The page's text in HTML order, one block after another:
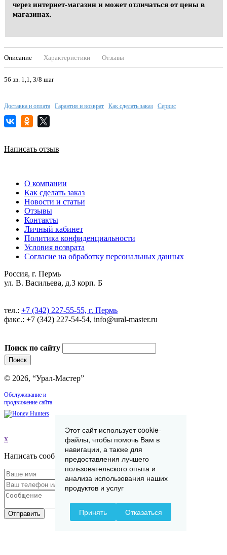
через интернет-магазин и может отличаться от цены в
магазинах.
Описание Характеристики Отзывы
56 зв. 1,1, 3/8 шаг
Доставка и оплата Гарантия и возврат Как сделать заказ Сервис
Написать отзыв
О компании
Как сделать заказ
Новости и статьи
Отзывы
Контакты
Личный кабинет
Политика конфиденциальности
Условия возврата
Согласие на обработку персональных данных
Россия, г. Пермь
ул. В. Васильева, д.3 корп. Б
тел.: +7 (342) 227-55-55, г. Пермь
факс.: +7 (342) 227-54-54, info@ural-master.ru
Поиск по сайту
© 2026, “Урал-Мастер”
Обслуживание и
продвижение сайта
x
Написать сообщение
Отправить
Этот сайт использует cookie-
файлы, чтобы помочь Вам в
навигации, а также для
предоставления лучшего
пользовательского опыта и
анализа использования наших
продуктов и услуг
Принять Отказаться